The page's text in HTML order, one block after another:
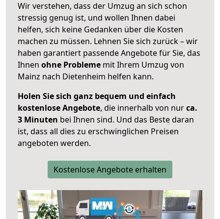
Wir verstehen, dass der Umzug an sich schon
stressig genug ist, und wollen Ihnen dabei
helfen, sich keine Gedanken über die Kosten
machen zu müssen. Lehnen Sie sich zurück – wir
haben garantiert passende Angebote für Sie, das
Ihnen ohne Probleme mit Ihrem Umzug von
Mainz nach Dietenheim helfen kann.
Holen Sie sich ganz bequem und einfach
kostenlose Angebote, die innerhalb von nurca.
3 Minuten bei Ihnen sind. Und das Beste daran
ist, dass all dies zu erschwinglichen Preisen
angeboten werden.
Kostenlose Angebote erhalten